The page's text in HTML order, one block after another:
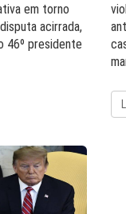
em torno
acirrada,
46º presidente